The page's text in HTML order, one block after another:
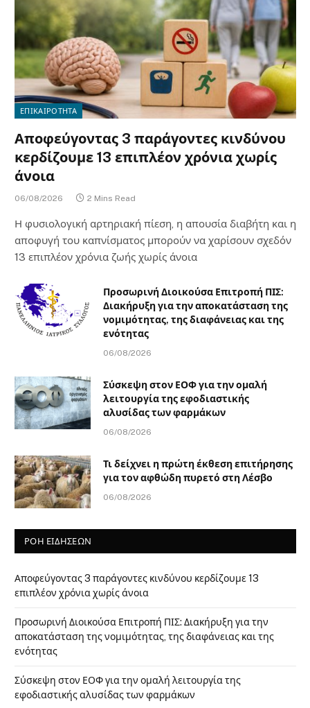
ΕΠΙΚΑΙΡΟΤΗΤΑ
Αποφεύγοντας 3 παράγοντες κινδύνου
κερδίζουμε 13 επιπλέον χρόνια χωρίς
άνοια
06/08/2026 2 Mins Read
Η φυσιολογική αρτηριακή πίεση, η απουσία διαβήτη και η
αποφυγή του καπνίσματος μπορούν να χαρίσουν σχεδόν
13 επιπλέον χρόνια ζωής χωρίς άνοια
Προσωρινή Διοικούσα Επιτροπή ΠΙΣ:
Διακήρυξη για την αποκατάσταση της
νομιμότητας, της διαφάνειας και της
ενότητας
06/08/2026
Σύσκεψη στον ΕΟΦ για την ομαλή
λειτουργία της εφοδιαστικής
αλυσίδας των φαρμάκων
06/08/2026
Τι δείχνει η πρώτη έκθεση επιτήρησης
για τον αφθώδη πυρετό στη Λέσβο
06/08/2026
ΡΟΗ ΕΙΔΗΣΕΩΝ
Αποφεύγοντας 3 παράγοντες κινδύνου κερδίζουμε 13
επιπλέον χρόνια χωρίς άνοια
Προσωρινή Διοικούσα Επιτροπή ΠΙΣ: Διακήρυξη για την
αποκατάσταση της νομιμότητας, της διαφάνειας και της
ενότητας
Σύσκεψη στον ΕΟΦ για την ομαλή λειτουργία της
εφοδιαστικής αλυσίδας των φαρμάκων